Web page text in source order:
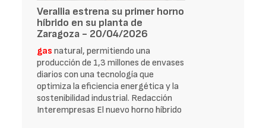
Verallia estrena su primer horno
híbrido en su planta de
Zaragoza - 20/04/2026
gas natural, permitiendo una
producción de 1,3 millones de envases
diarios con una tecnología que
optimiza la eficiencia energética y la
sostenibilidad industrial. Redacción
Interempresas El nuevo horno híbrido